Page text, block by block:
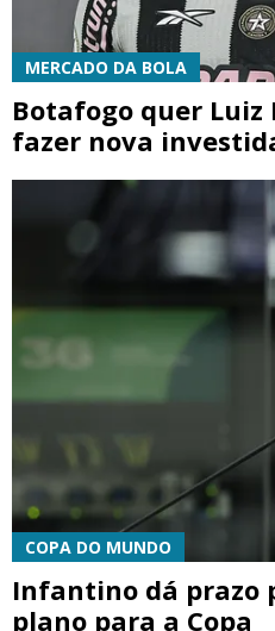
MERCADO DA BOLA
Botafogo quer Luiz
fazer nova
COPA DO MUNDO
Infantino dá prazo
plano para a Copa